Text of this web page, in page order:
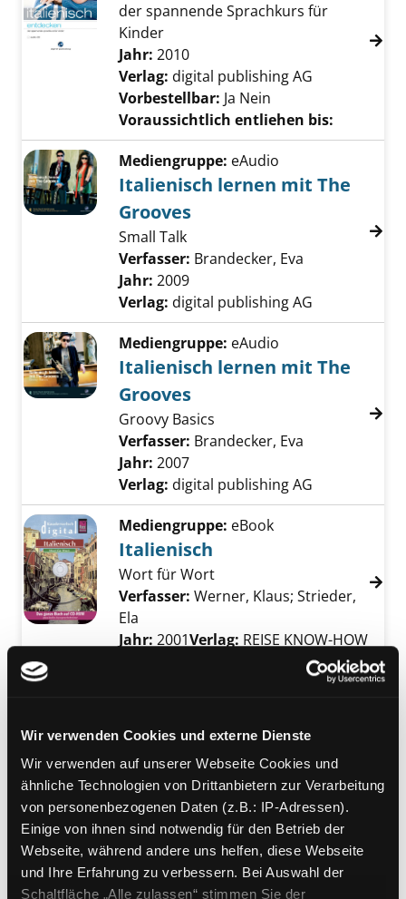
Wir verwenden Cookies und externe Dienste
Wir verwenden auf unserer Webseite Cookies und
ähnliche Technologien von Drittanbietern zur Verarbeitung
von personenbezogenen Daten (z.B.: IP-Adressen).
Einige von ihnen sind notwendig für den Betrieb der
Webseite, während andere uns helfen, diese Webseite
und Ihre Erfahrung zu verbessern. Bei Auswahl der
Schaltfläche „Alle zulassen“ stimmen Sie der
der spannende Sprachkurs für
Kinder
Suche nach diesem Verfasser
Jahr: 2010
Verlag: digital publishing AG
Vorbestellbar: Ja Nein
Voraussichtlich entliehen bis:
Mediengruppe: eAudio
Italienisch lernen mit The
Grooves
Small Talk
Verfasser: Brandecker, Eva
Jahr: 2009
Verlag: digital publishing AG
Mediengruppe: eAudio
Italienisch lernen mit The
Grooves
Groovy Basics
Verfasser: Brandecker, Eva
Jahr: 2007
Verlag: digital publishing AG
Mediengruppe: eBook
Italienisch
Wort für Wort
Verfasser: Werner, Klaus; Strieder,
Ela
Jahr: 2001Verlag: REISE KNOW-HOW
Italienisch hören und
erleben
Premium-Audiotraining mit MP3-CD
und Begleitheft ; Niveau A1-A2
Verfasser:Spitznagel, Elke;
Langenscheidt-Redaktion, Berlin Suche
Jahr:2016
Verlag: Berlin, Langenscheidt